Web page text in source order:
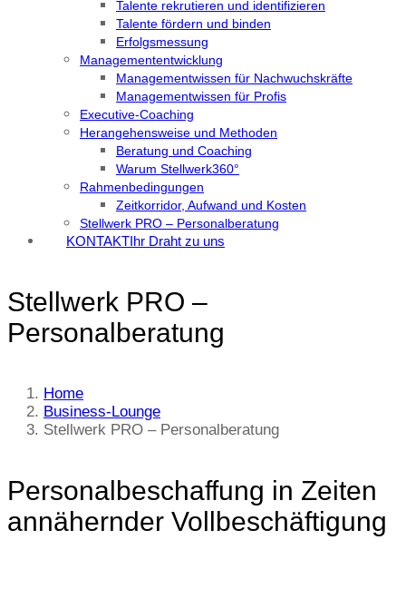
Talente rekrutieren und identifizieren
Talente fördern und binden
Erfolgsmessung
Managemententwicklung
Managementwissen für Nachwuchskräfte
Managementwissen für Profis
Executive-Coaching
Herangehensweise und Methoden
Beratung und Coaching
Warum Stellwerk360°
Rahmenbedingungen
Zeitkorridor, Aufwand und Kosten
Stellwerk PRO – Personalberatung
KONTAKTIhr Draht zu uns
Stellwerk PRO –
Personalberatung
Home
Business-Lounge
Stellwerk PRO – Personalberatung
Personalbeschaffung in Zeiten
annähernder Vollbeschäftigung